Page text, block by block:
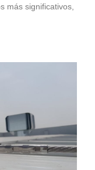
más significativos,